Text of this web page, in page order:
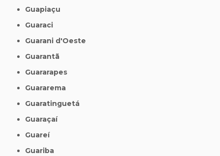
Guapiaçu
Guaraci
Guarani d'Oeste
Guarantã
Guararapes
Guararema
Guaratinguetá
Guaraçaí
Guareí
Guariba